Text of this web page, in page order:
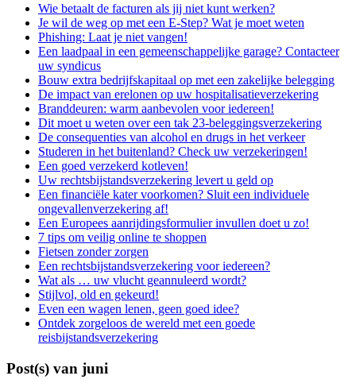
Wie betaalt de facturen als jij niet kunt werken?
Je wil de weg op met een E-Step? Wat je moet weten
Phishing: Laat je niet vangen!
Een laadpaal in een gemeenschappelijke garage? Contacteer
uw syndicus
Bouw extra bedrijfskapitaal op met een zakelijke belegging
De impact van erelonen op uw hospitalisatieverzekering
Branddeuren: warm aanbevolen voor iedereen!
Dit moet u weten over een tak 23-beleggingsverzekering
De consequenties van alcohol en drugs in het verkeer
Studeren in het buitenland? Check uw verzekeringen!
Een goed verzekerd kotleven!
Uw rechtsbijstandsverzekering levert u geld op
Een financiële kater voorkomen? Sluit een individuele
ongevallenverzekering af!
Een Europees aanrijdingsformulier invullen doet u zo!
7 tips om veilig online te shoppen
Fietsen zonder zorgen
Een rechtsbijstandsverzekering voor iedereen?
Wat als … uw vlucht geannuleerd wordt?
Stijlvol, old en gekeurd!
Even een wagen lenen, geen goed idee?
Ontdek zorgeloos de wereld met een goede
reisbijstandsverzekering
Post(s) van juni